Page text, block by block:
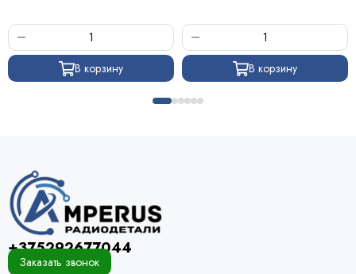
В корзину В корзину
+375292677044
Заказать звонок